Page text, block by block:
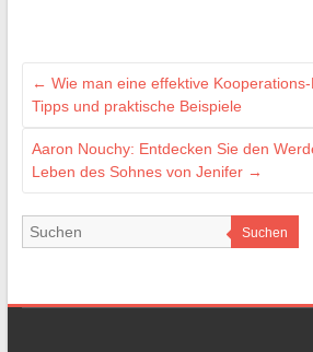
← Wie man eine effektive
Tipps und praktische Beispiele
Aaron Nouchy: Entdecken Sie den
Leben des Sohnes von Jenifer →
Suchen